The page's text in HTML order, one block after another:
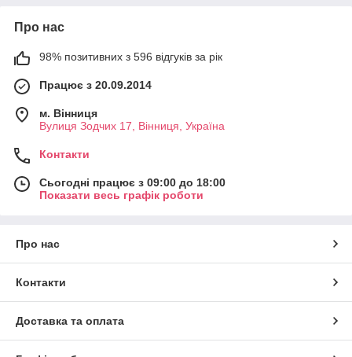
Про нас
98% позитивних з 596 відгуків за рік
Працює з 20.09.2014
м. Вінниця
Вулиця Зодчих 17, Вінниця, Україна
Контакти
Сьогодні працює з 09:00 до 18:00
Показати весь графік роботи
Про нас
Контакти
Доставка та оплата